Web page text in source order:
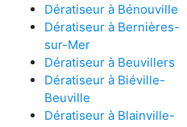
Dératiseur à Bénouville
Dératiseur à Bernières-
sur-Mer
Dératiseur à Beuvillers
Dératiseur à Biéville-
Beuville
Dératiseur à Blainville-